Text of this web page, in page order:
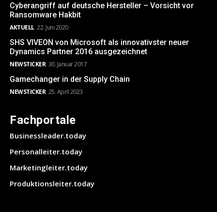
Cyberangriff auf deutsche Hersteller – Vorsicht vor
Ransomware Hakbit
AKTUELL 22. Juni 2020
SHS VIVEON von Microsoft als innovativster neuer
Dynamics Partner 2016 ausgezeichnet
NEWSTICKER 30. Januar 2017
Gamechanger in der Supply Chain
NEWSTICKER 25. April 2023
Fachportale
Businessleader.today
Personalleiter.today
Marketingleiter.today
Produktionsleiter.today